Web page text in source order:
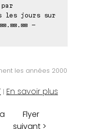
les jours sur
-
les années 2000
| En savoir plus
Flyer
suivant >